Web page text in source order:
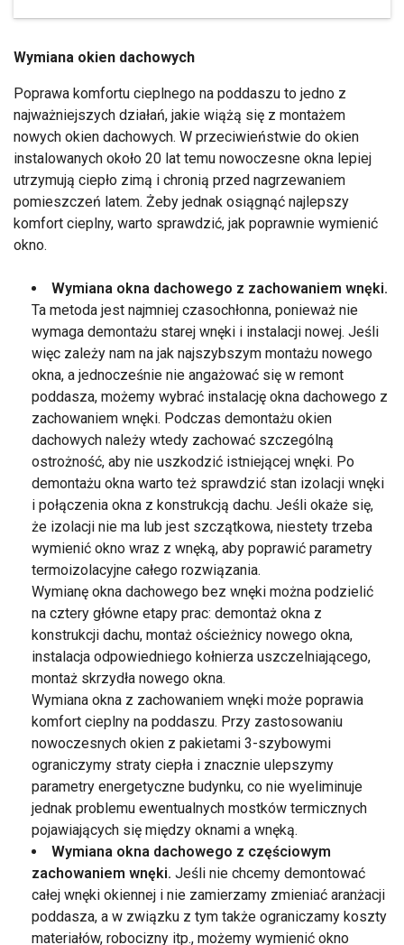
Wymiana okien dachowych
Poprawa komfortu cieplnego na poddaszu to jedno z
najważniejszych działań, jakie wiążą się z montażem
nowych okien dachowych. W przeciwieństwie do okien
instalowanych około 20 lat temu nowoczesne okna lepiej
utrzymują ciepło zimą i chronią przed nagrzewaniem
pomieszczeń latem. Żeby jednak osiągnąć najlepszy
komfort cieplny, warto sprawdzić, jak poprawnie wymienić
okno.
Wymiana okna dachowego z zachowaniem wnęki.
Ta metoda jest najmniej czasochłonna, ponieważ nie
wymaga demontażu starej wnęki i instalacji nowej. Jeśli
więc zależy nam na jak najszybszym montażu nowego
okna, a jednocześnie nie angażować się w remont
poddasza, możemy wybrać instalację okna dachowego z
zachowaniem wnęki. Podczas demontażu okien
dachowych należy wtedy zachować szczególną
ostrożność, aby nie uszkodzić istniejącej wnęki. Po
demontażu okna warto też sprawdzić stan izolacji wnęki
i połączenia okna z konstrukcją dachu. Jeśli okaże się,
że izolacji nie ma lub jest szczątkowa, niestety trzeba
wymienić okno wraz z wnęką, aby poprawić parametry
termoizolacyjne całego rozwiązania.
Wymianę okna dachowego bez wnęki można podzielić
na cztery główne etapy prac: demontaż okna z
konstrukcji dachu, montaż ościeżnicy nowego okna,
instalacja odpowiedniego kołnierza uszczelniającego,
montaż skrzydła nowego okna.
Wymiana okna z zachowaniem wnęki może poprawia
komfort cieplny na poddaszu. Przy zastosowaniu
nowoczesnych okien z pakietami 3-szybowymi
ograniczymy straty ciepła i znacznie ulepszymy
parametry energetyczne budynku, co nie wyeliminuje
jednak problemu ewentualnych mostków termicznych
pojawiających się między oknami a wnęką.
Wymiana okna dachowego z częściowym
zachowaniem wnęki. Jeśli nie chcemy demontować
całej wnęki okiennej i nie zamierzamy zmieniać aranżacji
poddasza, a w związku z tym także ograniczamy koszty
materiałów, robocizny itp., możemy wymienić okno